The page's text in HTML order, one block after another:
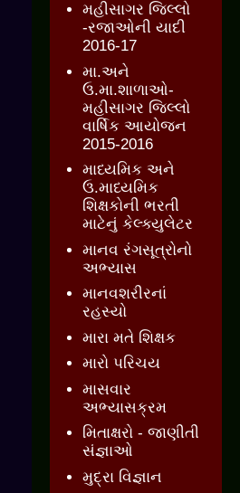
મહીસાગર જિલ્લો
-રજાઓની યાદી
2016-17
મા.અને
ઉ.મા.શાળાઓ-
મહીસાગર જિલ્લો
વાર્ષિક આયોજન
2015-2016
માધ્યમિક અને
ઉ.માધ્યમિક
શિક્ષકોની ભરતી
માટેનું કેલ્ક્યુલેટર
માનવ રંગસૂત્રોનો
અભ્યાસ
માનવશરીરનાં
રહસ્યો
મારા મતે શિક્ષક
મારો પરિચય
માસવાર
અભ્યાસક્રમ
મિતાક્ષરો - જાણીતી
સંજ્ઞાઓ
મુદ્રા વિજ્ઞાન